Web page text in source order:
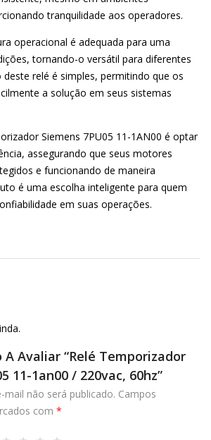
tranquilidade aos operadores.
operacional é adequada para uma
tornando-o versátil para diferentes
deste relé é simples, permitindo que os
a solução em seus sistemas
Siemens 7PU05 11-1AN00 é optar
assegurando que seus motores
e funcionando de maneira
é uma escolha inteligente para quem
em suas operações.
A Avaliar “Relé Temporizador
11-1an00 / 220vac, 60hz”
mail não será publicado. Campos
com *